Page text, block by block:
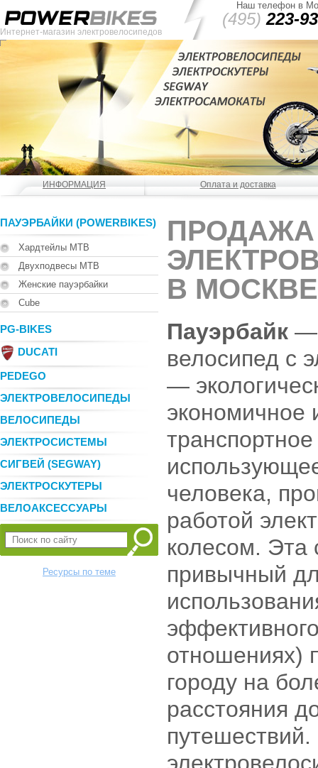
Интернет-магазин электровелосипедов
Наш телефон в
(495) 223-
ИНФОРМАЦИЯ Оплата и доставка
ПАУЭРБАЙКИ (POWERBIKES)
Хардтейлы MTB
Двухподвесы MTB
Женские пауэрбайки
Cube
PG-BIKES
DUCATI
PEDEGO
ЭЛЕКТРОВЕЛОСИПЕДЫ
ВЕЛОСИПЕДЫ
ЭЛЕКТРОСИСТЕМЫ
СИГВЕЙ (SEGWAY)
ЭЛЕКТРОСКУТЕРЫ
ВЕЛОАКСЕССУАРЫ
Ресурсы по теме
ПРОДАЖА
В МОСКВЕ
Пауэрбайк —
велосипед с
—
экономичное
человека,
работой
колесом. Эта
привычный
отношениях)
городу на
расстояния